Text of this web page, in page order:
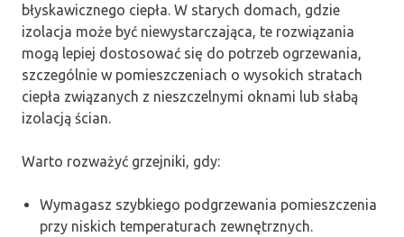
błyskawicznego ciepła. W starych domach, gdzie
izolacja może być niewystarczająca, te rozwiązania
mogą lepiej dostosować się do potrzeb ogrzewania,
szczególnie w pomieszczeniach o wysokich stratach
ciepła związanych z nieszczelnymi oknami lub słabą
izolacją ścian.
Warto rozważyć grzejniki, gdy:
Wymagasz szybkiego podgrzewania pomieszczenia
przy niskich temperaturach zewnętrznych.